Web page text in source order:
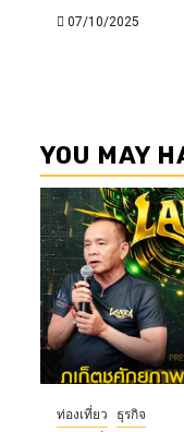
07/10/2025
YOU MAY
ท่องเที่ยว ธุรกิจ